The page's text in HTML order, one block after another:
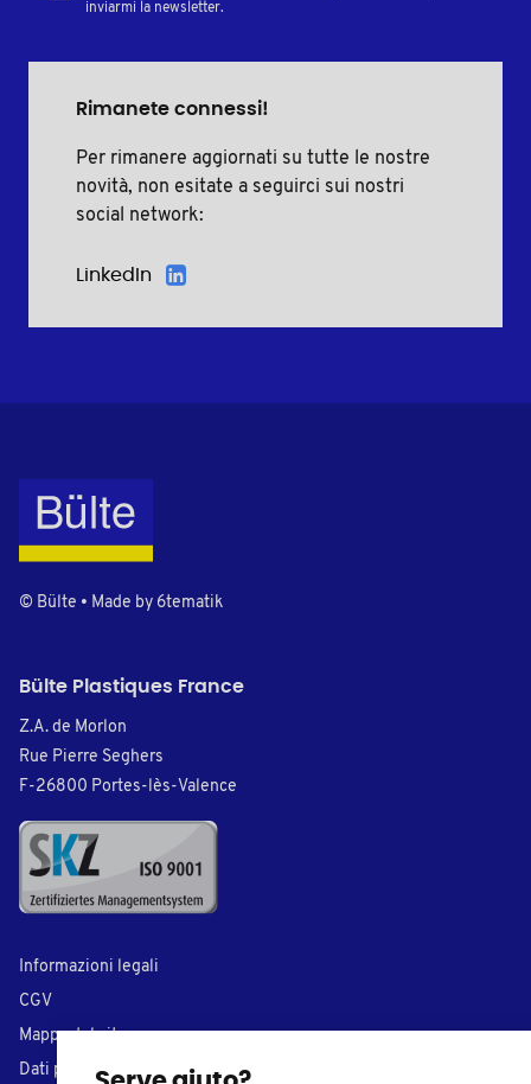
inviarmi la newsletter.
Rimanete connessi!
Per rimanere aggiornati su tutte le nostre
novità, non esitate a seguirci sui nostri
social network:
LinkedIn
© Bülte • Made by 6tematik
Bülte Plastiques France
Z.A. de Morlon
Rue Pierre Seghers
F-26800 Portes-lès-Valence
Informazioni legali
CGV
Mappa del sito
Dati personali